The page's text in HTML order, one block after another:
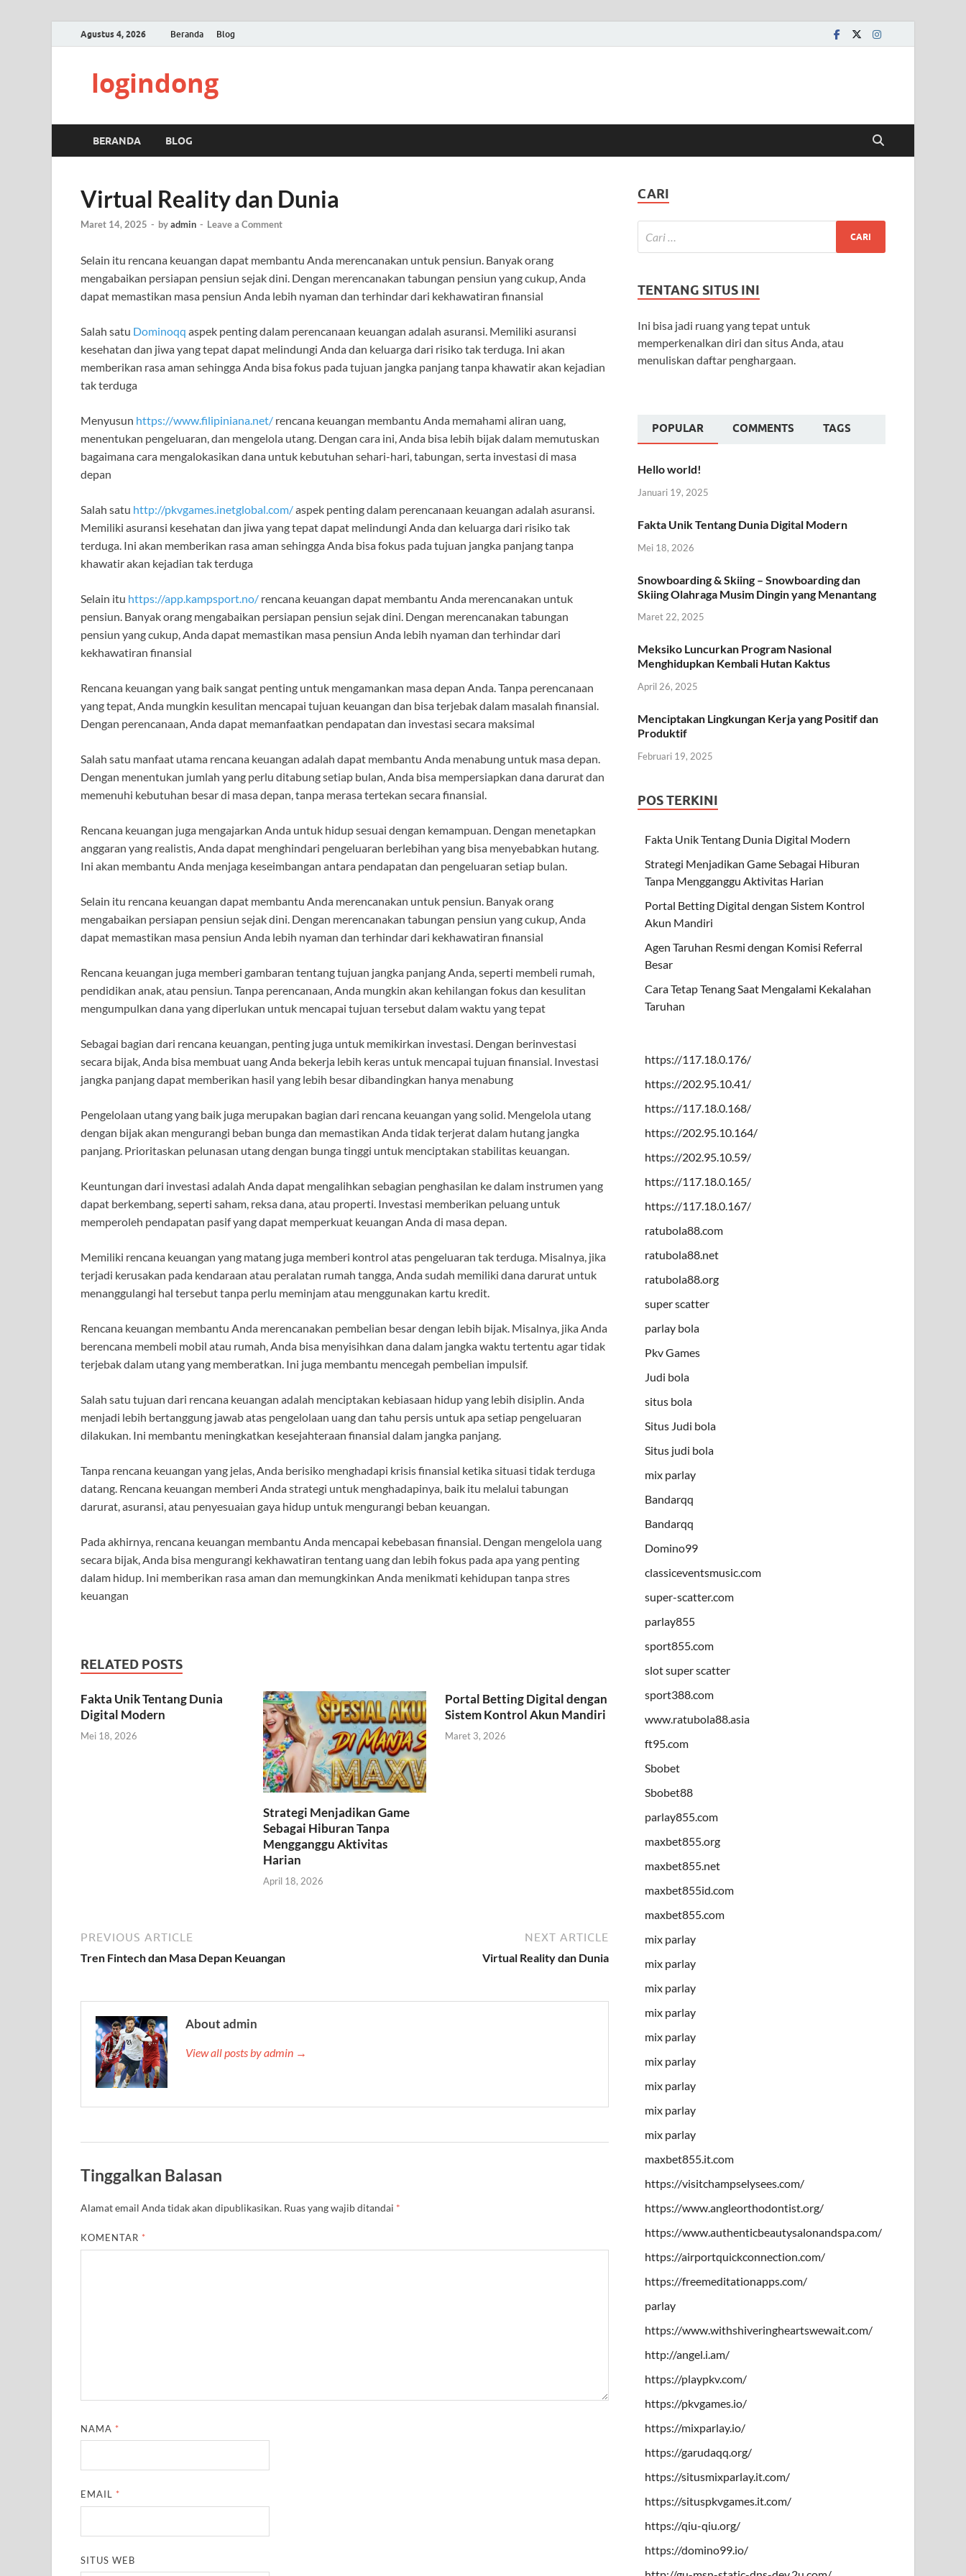
Agustus 4, 2026 Beranda Blog
logindong
BERANDA BLOG
Virtual Reality dan Dunia
Maret 14, 2025 - byadmin - Leave a Comment
Selain itu rencana keuangan dapat membantu Anda merencanakan untuk pensiun. Banyak orang
mengabaikan persiapan pensiun sejak dini. Dengan merencanakan tabungan pensiun yang cukup, Anda
dapat memastikan masa pensiun Anda lebih nyaman dan terhindar dari kekhawatiran finansial
Salah satu Dominoqq aspek penting dalam perencanaan keuangan adalah asuransi. Memiliki asuransi
kesehatan dan jiwa yang tepat dapat melindungi Anda dan keluarga dari risiko tak terduga. Ini akan
memberikan rasa aman sehingga Anda bisa fokus pada tujuan jangka panjang tanpa khawatir akan kejadian
tak terduga
Menyusun https://www.filipiniana.net/ rencana keuangan membantu Anda memahami aliran uang,
menentukan pengeluaran, dan mengelola utang. Dengan cara ini, Anda bisa lebih bijak dalam memutuskan
bagaimana cara mengalokasikan dana untuk kebutuhan sehari-hari, tabungan, serta investasi di masa
depan
Salah satu http://pkvgames.inetglobal.com/aspek penting dalam perencanaan keuangan adalah asuransi.
Memiliki asuransi kesehatan dan jiwa yang tepat dapat melindungi Anda dan keluarga dari risiko tak
terduga. Ini akan memberikan rasa aman sehingga Anda bisa fokus pada tujuan jangka panjang tanpa
khawatir akan kejadian tak terduga
Selain itu https://app.kampsport.no/ rencana keuangan dapat membantu Anda merencanakan untuk
pensiun. Banyak orang mengabaikan persiapan pensiun sejak dini. Dengan merencanakan tabungan
pensiun yang cukup, Anda dapat memastikan masa pensiun Anda lebih nyaman dan terhindar dari
kekhawatiran finansial
Rencana keuangan yang baik sangat penting untuk mengamankan masa depan Anda. Tanpa perencanaan
yang tepat, Anda mungkin kesulitan mencapai tujuan keuangan dan bisa terjebak dalam masalah finansial.
Dengan perencanaan, Anda dapat memanfaatkan pendapatan dan investasi secara maksimal
Salah satu manfaat utama rencana keuangan adalah dapat membantu Anda menabung untuk masa depan.
Dengan menentukan jumlah yang perlu ditabung setiap bulan, Anda bisa mempersiapkan dana darurat dan
memenuhi kebutuhan besar di masa depan, tanpa merasa tertekan secara finansial.
Rencana keuangan juga mengajarkan Anda untuk hidup sesuai dengan kemampuan. Dengan menetapkan
anggaran yang realistis, Anda dapat menghindari pengeluaran berlebihan yang bisa menyebabkan hutang.
Ini akan membantu Anda menjaga keseimbangan antara pendapatan dan pengeluaran setiap bulan.
Selain itu rencana keuangan dapat membantu Anda merencanakan untuk pensiun. Banyak orang
mengabaikan persiapan pensiun sejak dini. Dengan merencanakan tabungan pensiun yang cukup, Anda
dapat memastikan masa pensiun Anda lebih nyaman dan terhindar dari kekhawatiran finansial
Rencana keuangan juga memberi gambaran tentang tujuan jangka panjang Anda, seperti membeli rumah,
pendidikan anak, atau pensiun. Tanpa perencanaan, Anda mungkin akan kehilangan fokus dan kesulitan
mengumpulkan dana yang diperlukan untuk mencapai tujuan tersebut dalam waktu yang tepat
Sebagai bagian dari rencana keuangan, penting juga untuk memikirkan investasi. Dengan berinvestasi
secara bijak, Anda bisa membuat uang Anda bekerja lebih keras untuk mencapai tujuan finansial. Investasi
jangka panjang dapat memberikan hasil yang lebih besar dibandingkan hanya menabung
Pengelolaan utang yang baik juga merupakan bagian dari rencana keuangan yang solid. Mengelola utang
dengan bijak akan mengurangi beban bunga dan memastikan Anda tidak terjerat dalam hutang jangka
panjang. Prioritaskan pelunasan utang dengan bunga tinggi untuk menciptakan stabilitas keuangan.
Keuntungan dari investasi adalah Anda dapat mengalihkan sebagian penghasilan ke dalam instrumen yang
dapat berkembang, seperti saham, reksa dana, atau properti. Investasi memberikan peluang untuk
memperoleh pendapatan pasif yang dapat memperkuat keuangan Anda di masa depan.
Memiliki rencana keuangan yang matang juga memberi kontrol atas pengeluaran tak terduga. Misalnya, jika
terjadi kerusakan pada kendaraan atau peralatan rumah tangga, Anda sudah memiliki dana darurat untuk
menanggulangi hal tersebut tanpa perlu meminjam atau menggunakan kartu kredit.
Rencana keuangan membantu Anda merencanakan pembelian besar dengan lebih bijak. Misalnya, jika Anda
berencana membeli mobil atau rumah, Anda bisa menyisihkan dana dalam jangka waktu tertentu agar tidak
terjebak dalam utang yang memberatkan. Ini juga membantu mencegah pembelian impulsif.
Salah satu tujuan dari rencana keuangan adalah menciptakan kebiasaan hidup yang lebih disiplin. Anda
menjadi lebih bertanggung jawab atas pengelolaan uang dan tahu persis untuk apa setiap pengeluaran
dilakukan. Ini membantu meningkatkan kesejahteraan finansial dalam jangka panjang.
Tanpa rencana keuangan yang jelas, Anda berisiko menghadapi krisis finansial ketika situasi tidak terduga
datang. Rencana keuangan memberi Anda strategi untuk menghadapinya, baik itu melalui tabungan
darurat, asuransi, atau penyesuaian gaya hidup untuk mengurangi beban keuangan.
Pada akhirnya, rencana keuangan membantu Anda mencapai kebebasan finansial. Dengan mengelola uang
secara bijak, Anda bisa mengurangi kekhawatiran tentang uang dan lebih fokus pada apa yang penting
dalam hidup. Ini memberikan rasa aman dan memungkinkan Anda menikmati kehidupan tanpa stres
keuangan
RELATED POSTS
Fakta Unik Tentang Dunia
Digital Modern
Mei 18, 2026
Strategi Menjadikan Game
Sebagai Hiburan Tanpa
Mengganggu Aktivitas
Harian
April 18, 2026
Portal Betting Digital dengan
Sistem Kontrol Akun Mandiri
Maret 3, 2026
PREVIOUS ARTICLE
Tren Fintech dan Masa Depan Keuangan
NEXT ARTICLE
Virtual Reality dan Dunia
About admin
View all posts by admin →
Tinggalkan Balasan
Alamat email Anda tidak akan dipublikasikan. Ruas yang wajib ditandai *
KOMENTAR *
NAMA *
EMAIL *
SITUS WEB
CARI
TENTANG SITUS INI
Ini bisa jadi ruang yang tepat untuk
memperkenalkan diri dan situs Anda, atau
menuliskan daftar penghargaan.
POPULAR COMMENTS TAGS
Hello world!
Januari 19, 2025
Fakta Unik Tentang Dunia Digital Modern
Mei 18, 2026
Snowboarding & Skiing – Snowboarding dan
Skiing Olahraga Musim Dingin yang Menantang
Maret 22, 2025
Meksiko Luncurkan Program Nasional
Menghidupkan Kembali Hutan Kaktus
April 26, 2025
Menciptakan Lingkungan Kerja yang Positif dan
Produktif
Februari 19, 2025
POS TERKINI
Fakta Unik Tentang Dunia Digital Modern
Strategi Menjadikan Game Sebagai Hiburan
Tanpa Mengganggu Aktivitas Harian
Portal Betting Digital dengan Sistem Kontrol
Akun Mandiri
Agen Taruhan Resmi dengan Komisi Referral
Besar
Cara Tetap Tenang Saat Mengalami Kekalahan
Taruhan
https://117.18.0.176/
https://202.95.10.41/
https://117.18.0.168/
https://202.95.10.164/
https://202.95.10.59/
https://117.18.0.165/
https://117.18.0.167/
ratubola88.com
ratubola88.net
ratubola88.org
super scatter
parlay bola
Pkv Games
Judi bola
situs bola
Situs Judi bola
Situs judi bola
mix parlay
Bandarqq
Bandarqq
Domino99
classiceventsmusic.com
super-scatter.com
parlay855
sport855.com
slot super scatter
sport388.com
www.ratubola88.asia
ft95.com
Sbobet
Sbobet88
parlay855.com
maxbet855.org
maxbet855.net
maxbet855id.com
maxbet855.com
mix parlay
mix parlay
mix parlay
mix parlay
mix parlay
mix parlay
mix parlay
mix parlay
mix parlay
maxbet855.it.com
https://visitchampselysees.com/
https://www.angleorthodontist.org/
https://www.authenticbeautysalonandspa.com/
https://airportquickconnection.com/
https://freemeditationapps.com/
parlay
https://www.withshiveringheartswewait.com/
http://angel.i.am/
https://playpkv.com/
https://pkvgames.io/
https://mixparlay.io/
https://garudaqq.org/
https://situsmixparlay.it.com/
https://situspkvgames.it.com/
https://qiu-qiu.org/
https://domino99.io/